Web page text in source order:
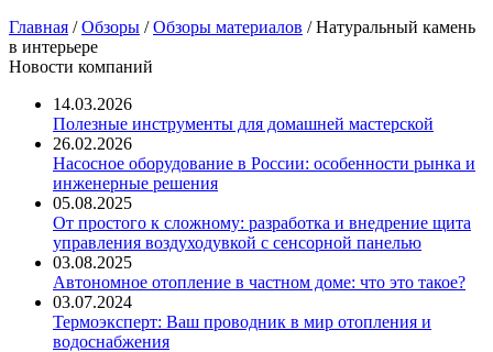
Главная /Обзоры /Обзоры материалов /Натуральный камень
в интерьере
Новости компаний
14.03.2026
Полезные инструменты для домашней мастерской
26.02.2026
Насосное оборудование в России: особенности рынка и
инженерные решения
05.08.2025
От простого к сложному: разработка и внедрение щита
управления воздуходувкой с сенсорной панелью
03.08.2025
Автономное отопление в частном доме: что это такое?
03.07.2024
Термоэксперт: Ваш проводник в мир отопления и
водоснабжения